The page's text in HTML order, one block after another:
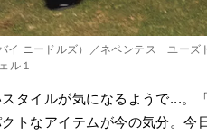
イ ニードルズ）／ネペンテス ユーズ
ル１
タイルが気になるようで...。
トなアイテムが今の気分。今